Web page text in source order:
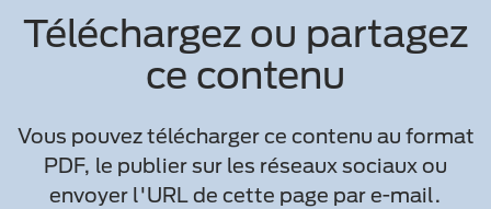
Téléchargez ou partagez
ce contenu
Vous pouvez télécharger ce contenu au format
PDF, le publier sur les réseaux sociaux ou
envoyer l'URL de cette page par e-mail.